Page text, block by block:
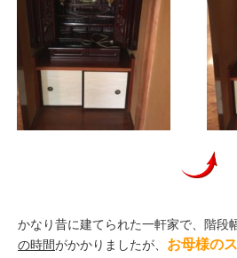
かなり昔に建てられた一軒家で、階段
の時間がかかりましたが、 お母様の